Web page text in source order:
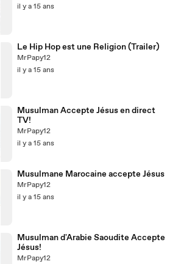
il y a 15 ans
Le Hip Hop est une Religion (Trailer)
MrPapy12
il y a 15 ans
Musulman Accepte Jésus en direct
TV!
MrPapy12
il y a 15 ans
Musulmane Marocaine accepte Jésus
MrPapy12
il y a 15 ans
Musulman d'Arabie Saoudite Accepte
Jésus!
MrPapy12